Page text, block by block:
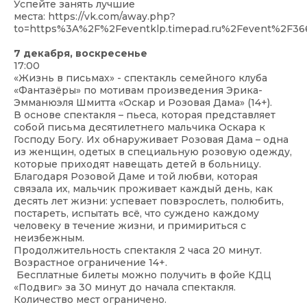
Успейте занять лучшие
места: https://vk.com/away.php?
7 декабря, воскресенье
17:00
«Жизнь в письмах» - спектакль семейного клуба
«Фантазёры» по мотивам произведения Эрика-
Эмманюэля Шмитта «Оскар и Розовая Дама» (14+).
В основе спектакля – пьеса, которая представляет
собой письма десятилетнего мальчика Оскара к
Господу Богу. Их обнаруживает Розовая Дама – одна
из женщин, одетых в специальную розовую одежду,
которые приходят навещать детей в больницу.
Благодаря Розовой Даме и той любви, которая
связала их, мальчик проживает каждый день, как
десять лет жизни: успевает повзрослеть, полюбить,
постареть, испытать всё, что суждено каждому
человеку в течение жизни, и примириться с
неизбежным.
Продолжительность спектакля 2 часа 20 минут.
Возрастное ограничение 14+.
Бесплатные билеты можно получить в фойе КДЦ
«Подвиг» за 30 минут до начала спектакля.
Количество мест ограничено.